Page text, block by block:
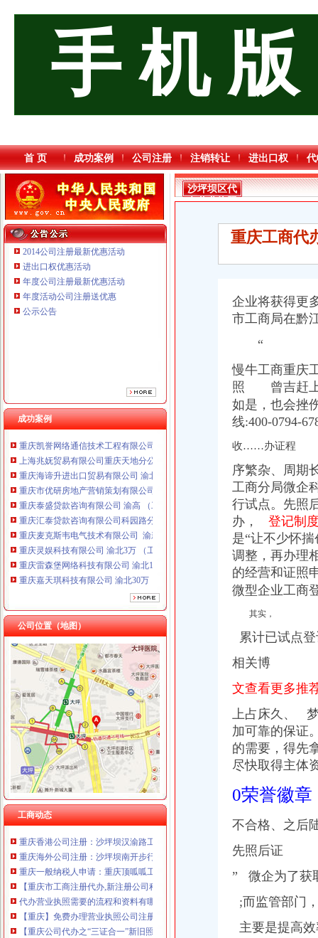
手 机 版
首 页 成功案例 公司注册 注销转让 进出口权
2014公司注册最新优惠活动
进出口权优惠活动
年度公司注册最新优惠活动
年度活动公司注册送优惠
公示公告
成功案例
重庆海谛升进出口贸易有限公司 渝北100万 （进出口权）
重庆市优研房地产营销策划有限公司
重庆雷森堡网络科技有限公司 渝北10万 （工商注册）
重庆嘉天琪科技有限公司 渝北30万 （工商注册）
重庆德谋生产力促进中心有限公司 渝大10万 （工商注册）
重庆凯誉网络通信技术工程有限公司 渝中300万 （工商变更）
上海兆妩贸易有限公司重庆天地分公司 渝中 （工商注册）
重庆海谛升进出口贸易有限公司 渝北100万 （进出口权）
重庆市优研房地产营销策划有限公司
重庆泰盛贷款咨询有限公司 渝高 （工商注册）
重庆汇泰贷款咨询有限公司科园路分公司 渝高 （工商注册）
重庆麦克斯韦电气技术有限公司 渝新 （工商注册）
重庆灵娱科技有限公司 渝北3万 （工商注册）
重庆雷森堡网络科技有限公司 渝北10万 （工商注册）
重庆嘉天琪科技有限公司 渝北30万 （工商注册）
重庆德谋生产力促进中心有限公司 渝大10万 （工商注册）
重庆凯誉网络通信技术工程有限公司 渝中300万 （工商变更）
上海兆妩贸易有限公司重庆天地分公司 渝中 （工商注册）
公司位置（地图）
工商动态
沙坪坝区代办营业执照流程
济南营业执照代办流程-企叶红
重庆渝北成立一个公司,办理工商营业执照需要什么手续
麦汇食尚冒菜招商_麦汇食尚冒菜加盟_麦汇食尚冒菜代理_麦汇食尚冒
注册公司流程及费用-营业执照代办-中华机械网
随手香美食招商_随手香美食加盟_随手香美食代理_随手香美食加盟电
重庆注册公司流程沙坪坝工商代办资料重庆公司注册今题网
重庆沙坪坝工商执照办理收费代办个体执照-益记财务公司_【会计服务
分公司_个体工商_代账报税_营业执照_税务登记证_工商局核名-重庆
重庆香港公司注册：沙坪坝汉渝路工商代办-公司注册流程-代账会计全
重庆海外公司注册：沙坪坝南开步行街公司注册流程工商登记代办公司
重庆一般纳税人申请：重庆顶呱呱工商营业执照代办公司-重庆爱问分类
【重庆市工商注册代办,新注册公司程序】-中国服务网
代办营业执照需要的流程和资料有哪些-重庆社区
【重庆】免费办理营业执照公司注册代理记账-重庆58同城
【重庆公司代办之“三证合一”新旧照换领的流程】-沙坪坝小龙坎易
【代办工商执照】_代办工商执照公司大全_代办工商执照价格_顺企网
沙坪坝区代
办营业执照
重庆工商代
企业将获得更
市工商局在黔
“
慢牛工商重庆
照 曾吉赶
如是，也会
线:400-0794-
收……办证程
序繁杂、周期
工商分局微企
行试点。先照
办，
登记制
是“让不少怀
调整，再办理
的经营和证照
微型企业工商
其实，
累计已试点
相关博
文查看更多推
上占床久、
加可靠的保证
的需要，得先
尽快取得主体
0荣誉徽章
不合格、 之后
先照后证
” 微企为了获
;而监管部门
主要是提高